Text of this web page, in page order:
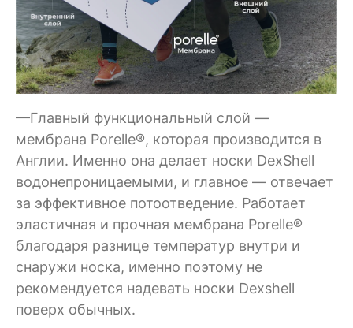
—Главный функциональный слой —
мембрана Porelle®, которая производится в
Англии. Именно она делает носки DexShell
водонепроницаемыми, и главное — отвечает
за эффективное потоотведение. Работает
эластичная и прочная мембрана Porelle®
благодаря разнице температур внутри и
снаружи носка, именно поэтому не
рекомендуется надевать носки Dexshell
поверх обычных.